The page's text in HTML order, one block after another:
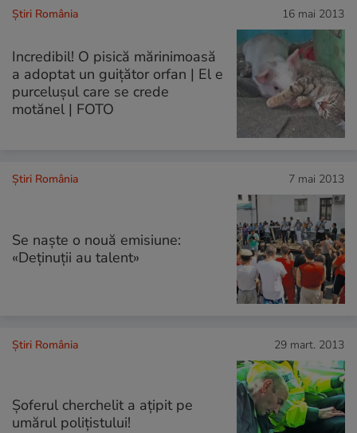
Știri România 16 mai 2013
Incredibil! O pisică mărinimoasă
a adoptat un guiţător orfan | El e
purceluşul care se crede
motănel | FOTO
Știri România 7 mai 2013
Se naște o nouă emisiune:
«Deținuții au talent»
Știri România 29 mart. 2013
Şoferul cherchelit a aţipit pe
umărul poliţistului!